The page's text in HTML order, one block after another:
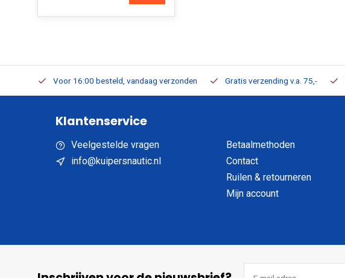
Voor 16:00 besteld, vandaag verzonden Gratis verzending v.a. 75,-
Klantenservice
Veelgestelde vragen
info@kuipersnautic.nl
Betaalmethoden
Contact
Ruilen & retourneren
Mijn account